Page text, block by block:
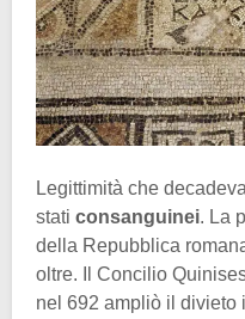
Legittimità che
stati consanguinei. La
della Repubblica
oltre. Il Concilio
nel 692 ampliò il divieto